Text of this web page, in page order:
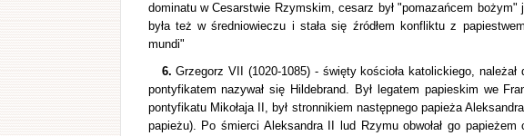
dominatu w Cesarstwie Rzymskim, cesarz był "pomazańcem bożym"
była też w średniowieczu i stała się źródłem konfliktu z
mundi"
6. Grzegorz VII (1020-1085) - święty kościoła katolickiego,
pontyfikatem nazywał się Hildebrand. Był legatem papieskim we
pontyfikatu Mikołaja II, był stronnikiem następnego papieża
papieżu). Po śmierci Aleksandra II lud Rzymu obwołał go